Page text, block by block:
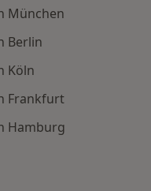
München
Berlin
Köln
Frankfurt
Hamburg